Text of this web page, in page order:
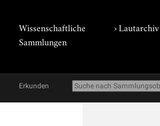
Wissenschaftliche
Sammlungen
›Lautarchiv
Erkunden